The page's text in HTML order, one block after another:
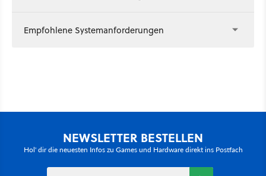
Empfohlene Systemanforderungen
NEWSLETTER BESTELLEN
Hol' dir die neuesten Infos zu Games und Hardware direkt ins Postfach